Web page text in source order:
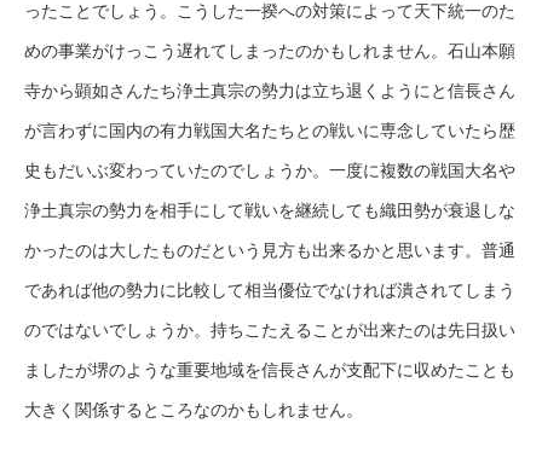
ったことでしょう。こうした一揆への対策によって天下統一のた
めの事業がけっこう遅れてしまったのかもしれません。石山本願
寺から顕如さんたち浄土真宗の勢力は立ち退くようにと信長さん
が言わずに国内の有力戦国大名たちとの戦いに専念していたら歴
史もだいぶ変わっていたのでしょうか。一度に複数の戦国大名や
浄土真宗の勢力を相手にして戦いを継続しても織田勢が衰退しな
かったのは大したものだという見方も出来るかと思います。普通
であれば他の勢力に比較して相当優位でなければ潰されてしまう
のではないでしょうか。持ちこたえることが出来たのは先日扱い
ましたが堺のような重要地域を信長さんが支配下に収めたことも
大きく関係するところなのかもしれません。